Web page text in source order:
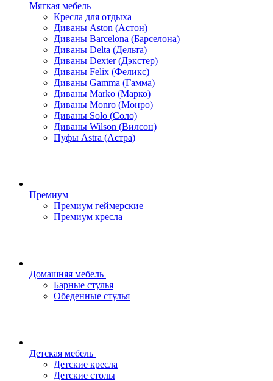
Мягкая мебель
Кресла для отдыха
Диваны Aston (Астон)
Диваны Barcelona (Барселона)
Диваны Delta (Дельта)
Диваны Dexter (Дэкстер)
Диваны Felix (Феликс)
Диваны Gamma (Гамма)
Диваны Marko (Марко)
Диваны Monro (Монро)
Диваны Solo (Соло)
Диваны Wilson (Вилсон)
Пуфы Astra (Астра)
Премиум
Премиум геймерские
Премиум кресла
Домашняя мебель
Барные стулья
Обеденные стулья
Детская мебель
Детские кресла
Детские столы